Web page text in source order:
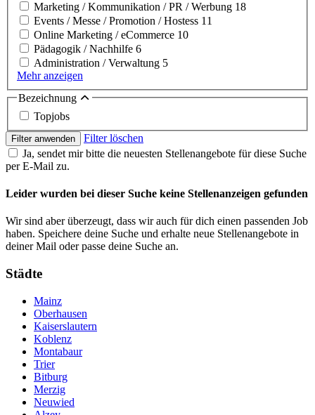
Marketing / Kommunikation / PR / Werbung 18
Events / Messe / Promotion / Hostess 11
Online Marketing / eCommerce 10
Pädagogik / Nachhilfe 6
Administration / Verwaltung 5
Mehr anzeigen
Bezeichnung
Topjobs
Filter anwenden
Filter löschen
Ja, sendet mir bitte die neuesten Stellenangebote für diese Suche
per E-Mail zu.
Leider wurden bei dieser Suche keine Stellenanzeigen gefunden
Wir sind aber überzeugt, dass wir auch für dich einen passenden Job
haben. Speichere deine Suche und erhalte neue Stellenangebote in
deiner Mail oder passe deine Suche an.
Städte
Mainz
Oberhausen
Kaiserslautern
Koblenz
Montabaur
Trier
Bitburg
Merzig
Neuwied